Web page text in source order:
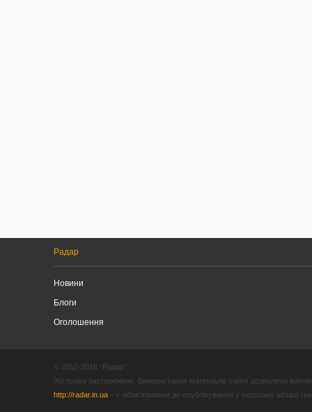
Радар
Новини
Блоги
Оголошення
© 2012-2016 “Радар”
Усі права застережено. Використання матеріалів сайту дозволено
http://radar.in.ua – є обов’язковим до опублікування у першому абзаці